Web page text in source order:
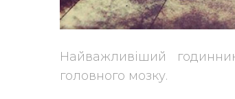
Найважливіший
головного мозку.